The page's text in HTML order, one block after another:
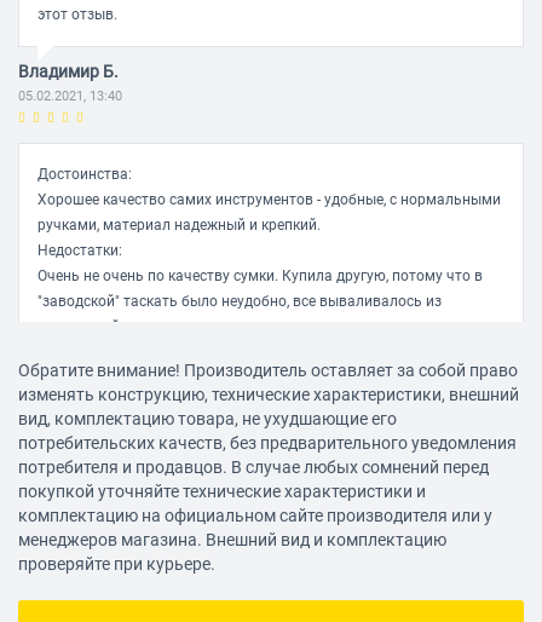
этот отзыв.
Владимир Б.
05.02.2021, 13:40
Достоинства:
Хорошее качество самих инструментов - удобные, с нормальными
ручками, материал надежный и крепкий.
Недостатки:
Очень не очень по качеству сумки. Купила другую, потому что в
"заводской" таскать было неудобно, все вываливалось из
держателей.
Советую с оговоркой, что сумка нужна другая.
Валентина К.
05.02.2021, 13:40
Соглашусь с предыдущим комментатором. Набор действительно
хорош буквально по всем статьям. Сегодня исполнился месяц как
Обратите внимание! Производитель оставляет за собой право
изменять конструкцию, технические характеристики, внешний
вид, комплектацию товара, не ухудшающие его
потребительских качеств, без предварительного уведомления
потребителя и продавцов. В случае любых сомнений перед
покупкой уточняйте технические характеристики и
комплектацию на официальном сайте производителя или у
менеджеров магазина. Внешний вид и комплектацию
проверяйте при курьере.